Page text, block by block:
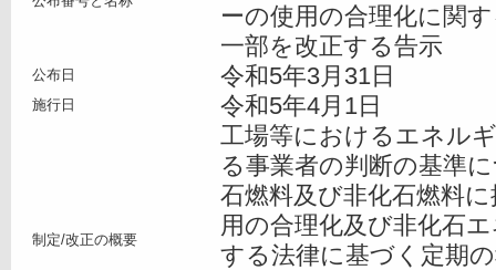
ーの使用の合理化に関
一部を改正する告示
公布日 令和5年3月31日
施行日 令和5年4月1日
制定/改正の概要
工場等におけるエネル
る事業者の判断の基準
石燃料及び非化石燃料
用の合理化及び非化石
する法律に基づく定期